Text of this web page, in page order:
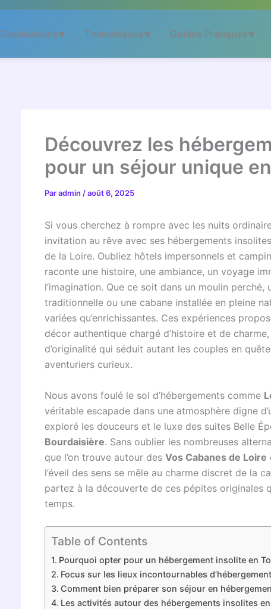
Destinations▼ Thématiques▼ Guides Pratiques ▼
Découvrez les
pour un séjour unique
Paradmin /août 6, 2025
Si vous cherchez à rompre avec les nuits
invitation au rêve avec ses hébergements
de la Loire. Oubliez hôtels impersonnels et
raconte une histoire, une ambiance, un voyage
l’imagination. Que ce soit dans un moulin
traditionnelle ou une cabane installée en pleine
variées qu’enrichissantes. Ces expériences
décor authentique chargé d’histoire et de
d’originalité qui séduit autant les couples en
aventuriers curieux.
Nous avons foulé le sol d’hébergements comme
véritable escapade dans une atmosphère digne
exploré les douceurs et le luxe des suites Belle
Bourdaisière. Sans oublier les nombreuses
que l’on trouve autour des Vos Cabanes de Loire
l’éveil des sens se mêle au charme discret de la
partez à la découverte de ces pépites originales
temps.
Table of Contents
Pourquoi opter pour un hébergement insolite en
Focus sur les lieux incontournables
Comment bien préparer son séjour en
Les activités autour des hébergements insolites